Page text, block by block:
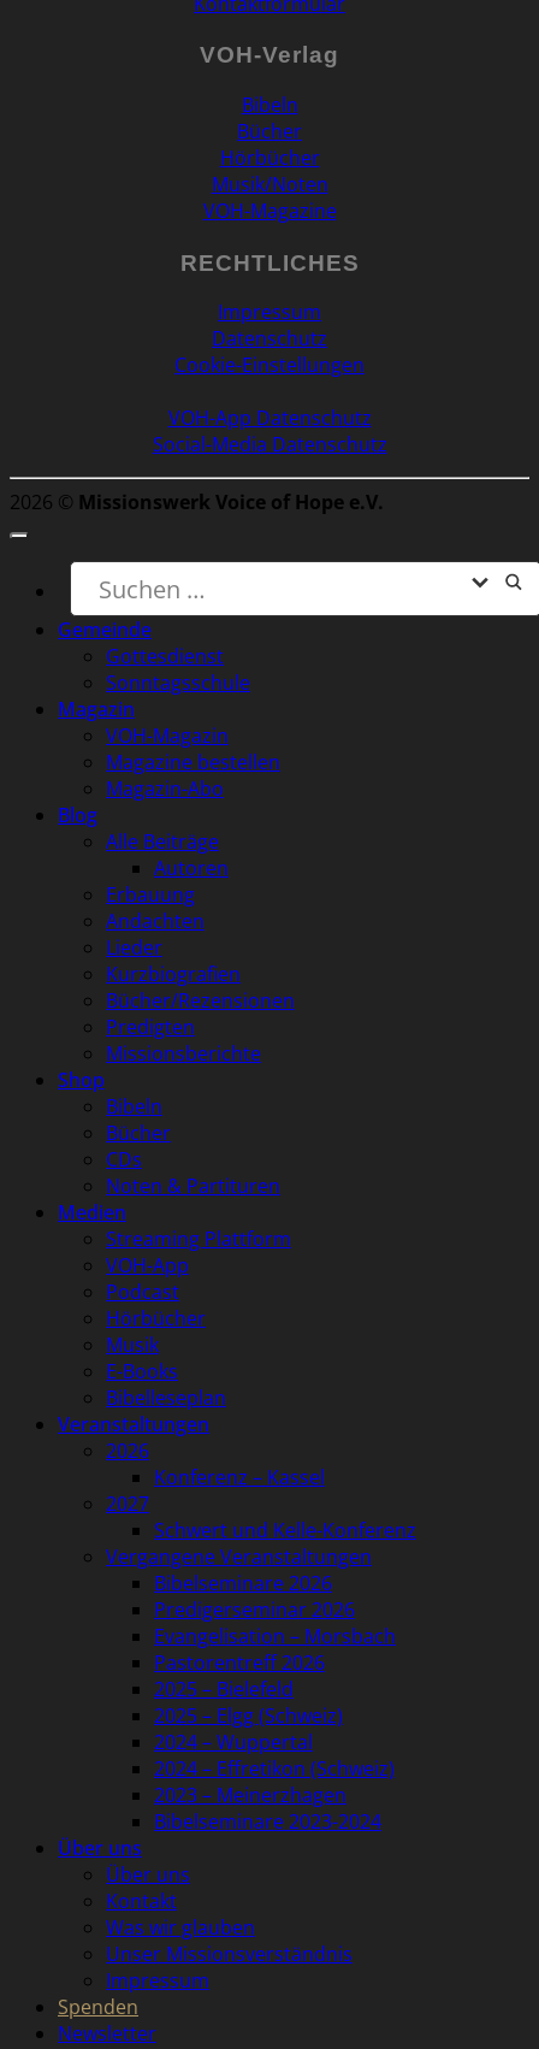
VOH-Verlag
Bibeln
Bücher
Hörbücher
Musik/Noten
VOH-Magazine
RECHTLICHES
Impressum
Datenschutz
Cookie-Einstellungen
VOH-App Datenschutz
Social-Media Datenschutz
2026 © Missionswerk Voice of Hope e.V.
Gemeinde
Gottesdienst
Sonntagsschule
Magazin
VOH-Magazin
Magazine bestellen
Magazin-Abo
Blog
Alle Beiträge
Autoren
Erbauung
Andachten
Lieder
Kurzbiografien
Bücher/Rezensionen
Predigten
Missionsberichte
Shop
Bibeln
Bücher
CDs
Noten & Partituren
Medien
Streaming Plattform
VOH-App
Podcast
Hörbücher
Musik
E-Books
Bibelleseplan
Veranstaltungen
2026
Konferenz – Kassel
2027
Schwert und Kelle-Konferenz
Vergangene Veranstaltungen
Bibelseminare 2026
Predigerseminar 2026
Evangelisation – Morsbach
Pastorentreff 2026
2025 – Bielefeld
2025 – Elgg (Schweiz)
2024 – Wuppertal
2024 – Effretikon (Schweiz)
2023 – Meinerzhagen
Bibelseminare 2023-2024
Über uns
Über uns
Kontakt
Was wir glauben
Unser Missionsverständnis
Impressum
Spenden
Newsletter